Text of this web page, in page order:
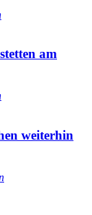
am
weiterhin